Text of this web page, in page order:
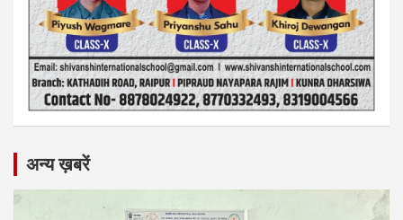
अन्य ख़बरें